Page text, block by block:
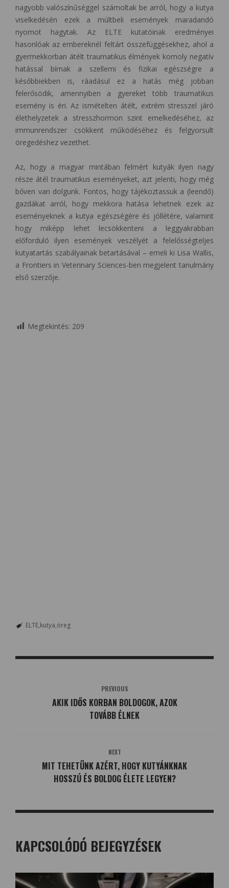
nagyobb valószínűséggel számoltak be arról, hogy a kutya
viselkedésén ezek a múltbeli események maradandó
nyomot hagytak. Az ELTE kutatóinak eredményei
hasonlóak az embereknél feltárt összefüggésekhez, ahol a
gyermekkorban átélt traumatikus élmények komoly negatív
hatással bírnak a szellemi és fizikai egészségre a
későbbiekben is, ráadásul ez a hatás még jobban
felerősödik, amennyiben a gyereket több traumatikus
esemény is éri. Az ismételten átélt, extrém stresszel járó
élethelyzetek a stresszhormon szint emelkedéséhez, az
immunrendszer csökkent működéséhez és felgyorsult
öregedéshez vezethet.
Az, hogy a magyar mintában felmért kutyák ilyen nagy
része átél traumatikus eseményeket, azt jelenti, hogy még
bőven van dolgunk. Fontos, hogy tájékoztassuk a (leendő)
gazdákat arról, hogy mekkora hatása lehetnek ezek az
eseményeknek a kutya egészségére és jóllétére, valamint
hogy miképp lehet lecsökkenteni a leggyakrabban
előforduló ilyen események veszélyét a felelősségteljes
kutyatartás szabályainak betartásával – emeli ki Lisa Wallis,
a Frontiers in Veterinary Sciences-ben megjelent tanulmány
első szerzője.
Megtekintés: 209
ELTE kutya öreg
PREVIOUS
AKIK IDŐS KORBAN BOLDOGOK, AZOK
TOVÁBB ÉLNEK
NEXT
MIT TEHETÜNK AZÉRT, HOGY KUTYÁNKNAK
HOSSZÚ ÉS BOLDOG ÉLETE LEGYEN?
KAPCSOLÓDÓ BEJEGYZÉSEK